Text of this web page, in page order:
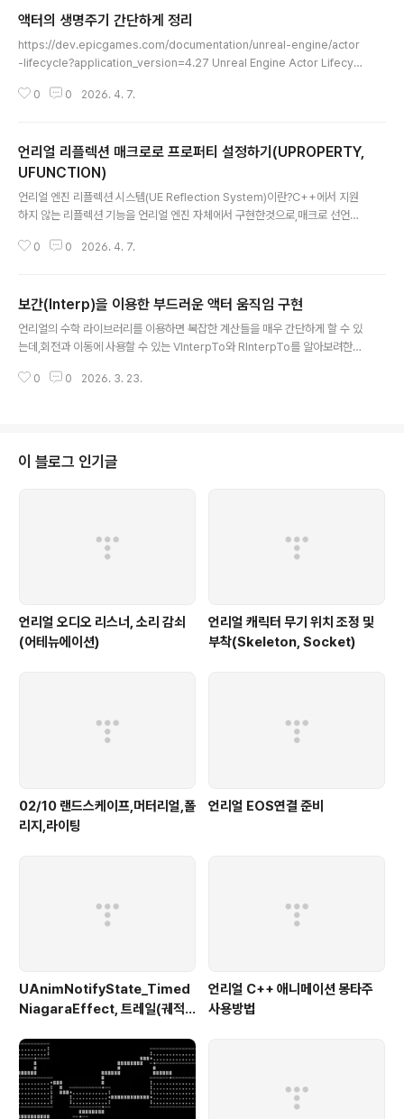
액터의 생명주기 간단하게 정리
https://dev.epicgames.com/documentation/unreal-engine/actor
-lifecycle?application_version=4.27 Unreal Engine Actor Lifecycl
yWhat actually happens when an Actor is loaded or spawned, an
치되어있는 객체를 기준으로 본다면, 클래스 생성자(Constructor)컴포넌트
생성 및 초기 데이터 설정..
0 0 2026. 4. 7.
언리얼 리플렉션 매크로로 프로퍼티 설정하기(UPROPERTY,
UFUNCTION)
언리얼 엔진 리플렉션 시스템(UE Reflection System)이란?C++에서 지원
하지 않는 리플렉션 기능을 언리얼 엔진 자체에서 구현한것으로,매크로 선언을
에 노출하거나 접근 및 수정이 가능하도록 하는 시스템이다. 줄이면, C++내 함
fier2, meta = (MetaTag1 = "Value", MetaTag2 = "Value"))UPROPER
TY매크로는 위의 형태로 이루어지며, 지정된 설정은 바로 아래에 오는 변수 리
플렉션에 적용된다.지정자, 카테고리, 메..
0 0 2026. 4. 7.
보간(Interp)을 이용한 부드러운 액터 움직임 구현
언리얼의 수학 라이브러리를 이용하면 복잡한 계산들을 매우 간단하게 할 수 있
는데,회전과 이동에 사용할 수 있는 VInterpTo와 RInterpTo를 알아보려한
rpolate To (Target)으로 이해되며두 함수의 이용방법 또한 동일한 모습을
0 0 2026. 3. 23.
이 블로그 인기글
언리얼 오디오 리스너, 소리 감쇠
(어테뉴에이션)
언리얼 캐릭터 무기 위치 조정 및
부착(Skeleton, Socket)
02/10 랜드스케이프,머터리얼,폴
리지,라이팅
언리얼 EOS연결 준비
UAnimNotifyState_Timed
NiagaraEffect, 트레일(궤적)
언리얼 C++ 애니메이션 몽타주
사용방법